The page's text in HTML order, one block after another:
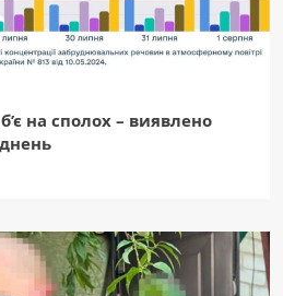
на сполох – виявлено